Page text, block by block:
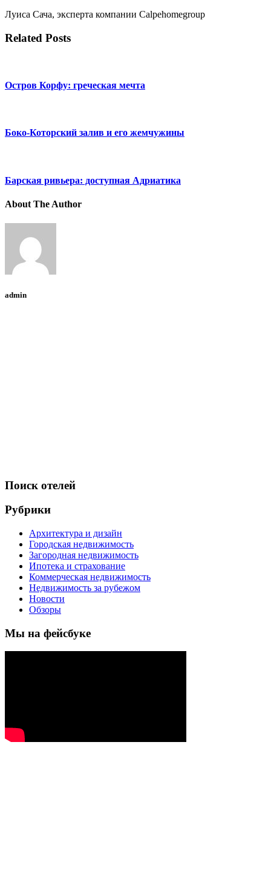
Луиса Сача, эксперта компании Calpehomegroup
Related Posts
Остров Корфу: греческая мечта
Боко-Которский залив и его жемчужины
Барская ривьера: доступная Адриатика
About The Author
admin
Поиск отелей
Рубрики
Архитектура и дизайн
Городская недвижимость
Загородная недвижимость
Ипотека и страхование
Коммерческая недвижимость
Недвижимость за рубежом
Новости
Обзоры
Мы на фейсбуке